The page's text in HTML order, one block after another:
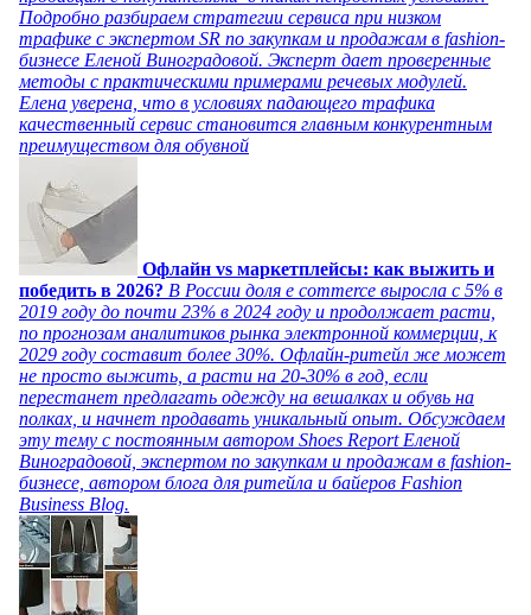
Подробно разбираем стратегии сервиса при низком
трафике с экспертом SR по закупкам и продажам в fashion-
бизнесе Еленой Виноградовой. Эксперт дает проверенные
методы с практическими примерами речевых модулей.
Елена уверена, что в условиях падающего трафика
качественный сервис становится главным конкурентным
преимуществом для обувной
Офлайн vs маркетплейсы: как выжить и
победить в 2026? В России доля e commerce выросла с 5% в
2019 году до почти 23% в 2024 году и продолжает расти,
по прогнозам аналитиков рынка электронной коммерции, к
2029 году составит более 30%. Офлайн-ритейл же может
не просто выжить, а расти на 20-30% в год, если
перестанет предлагать одежду на вешалках и обувь на
полках, и начнет продавать уникальный опыт. Обсуждаем
эту тему с постоянным автором Shoes Report Еленой
Виноградовой, экспертом по закупкам и продажам в fashion-
бизнесе, автором блога для ритейла и байеров Fashion
Business Blog.